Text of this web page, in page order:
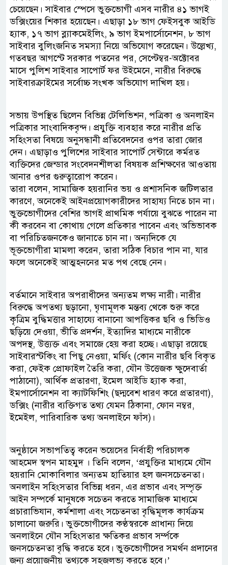
চেয়েছেন। সাইবার স্পেসে ভুক্তভোগী এসব নারীর ৪১ ভাগই
ডক্সিংয়ের শিকার হয়েছেন। এছাড়া ১৮ ভাগ ফেইসবুক আইডি
হ্যাক, ১৭ ভাগ ব্ল্যাকমেইলিং, ৯ ভাগ ইমপার্সোনেশন, ৮ ভাগ
সাইবার বুলিংজনিত সমস্যা নিয়ে অভিযোগ করেছেন। উল্লেখ্য,
গতবছর আগস্টে সরকার পতনের পর, সেপ্টেম্বর-অক্টোবর
মাসে পুলিশ সাইবার সাপোর্ট ফর উইমেনে, নারীর বিরুদ্ধে
সাইবারক্রাইমের সর্বোচ্চ সংখক অভিযোগ দাখিল হয়।
সভায় উপস্থিত ছিলেন বিভিন্ন টেলিভিশন, পত্রিকা ও অনলাইন
পত্রিকার সাংবাদিকবৃন্দ। প্রযুক্তি ব্যবহার করে নারীর প্রতি
সহিংসতা বিষয়ে অনুসন্ধানী প্রতিবেদনের ওপর তারা জোর
দেন। এছাড়াও পুলিশের সাইবার সাপোর্ট সেন্টারে কর্মরত
ব্যক্তিদের জেন্ডার সংবেদনশীলতা বিষয়ক প্রশিক্ষণের আওতায়
আনার ওপর গুরুত্বারোপ করেন।
তারা বলেন, সামাজিক হয়রানির ভয় ও প্রশাসনিক জটিলতার
কারণে, অনেকেই আইনপ্রয়োগকারীদের সাহায্য নিতে চান না।
ভুক্তভোগীদের বেশির ভাগই প্রাথমিক পর্যায়ে বুঝতে পারেন না
কী করবেন বা কোথায় গেলে প্রতিকার পাবেন এবং অভিভাবক
বা পরিচিতজনকেও জানাতে চান না। অন্যদিকে যে
ভূক্তভোগীরা মামলা করেন, তারা সঠিক বিচার পান না, যার
ফলে অনেকেই আত্মহননের মত পথ বেছে নেন।
বর্তমানে সাইবার অপরাধীদের অন্যতম লক্ষ্য নারী। নারীর
বিরুদ্ধে অপতথ্য ছড়ানো, ঘৃণামূলক মন্তব্য থেকে শুরু করে
কৃত্রিম বুদ্ধিমত্তার সাহায্যে বানানো আপত্তিকর ছবি ও ভিডিও
ছড়িয়ে দেওয়া, ভীতি প্রদর্শন, ইত্যাদির মাধ্যমে নারীকে
অপদস্থ, উত্ত্যক্ত এবং সমাজে হেয় করা হচ্ছে। এছাড়া রয়েছে
সাইবারস্টকিং বা পিছু নেওয়া, মর্ফিং (কোন নারীর ছবি বিকৃত
করা, ফেইক প্রোফাইল তৈরি করা, যৌন উত্তেজক ক্ষুদেবার্তা
পাঠানো), আর্থিক প্রতারণা, ইমেল আইডি হ্যাক করা,
ইমপার্সোনেশন বা ক্যাটফিশিং (ছদ্মবেশ ধারণ করে প্রতারণা),
ডক্সিং (নারীর ব্যক্তিগত তথ্য যেমন ঠিকানা, ফোন নম্বর,
ইমেইল, পারিবারিক তথ্য অনলাইনে ফাঁস)।
অনুষ্ঠানে সভাপতিত্ব করেন ভয়েসের নির্বাহী পরিচালক
আহমেদ স্বপন মাহমুদ । তিনি বলেন, ‘প্রযুক্তির মাধ্যমে যৌন
হয়রানি মোকাবিলার অন্যতম হাতিয়ার হল জনসচেতনতা।
অনলাইন সহিংসতার বিভিন্ন ধরন, এর প্রভাব এবং সম্পৃক্ত
আইন সম্পর্কে মানুষকে সচেতন করতে সামাজিক মাধ্যমে
প্রচারাভিযান, কর্মশালা এবং সচেতনতা বৃদ্ধিমূলক কার্যক্রম
চালানো জরুরি। ভুক্তভোগীদের কণ্ঠস্বরকে প্রাধান্য দিয়ে
অনলাইনে যৌন সহিংসতার ক্ষতিকর প্রভাব সর্ম্পকে
জনসচেতনতা বৃদ্ধি করতে হবে। ভুক্তভোগীদের সমর্থন প্রদানের
জন্য প্রয়োজনীয় তথ্যকে সহজলভ্য করতে হবে।’